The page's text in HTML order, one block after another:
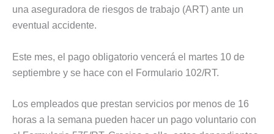
una aseguradora de riesgos de trabajo (ART) ante un
eventual accidente.
Este mes, el pago obligatorio vencerá el martes 10 de
septiembre y se hace con el Formulario 102/RT.
Los empleados que prestan servicios por menos de 16
horas a la semana pueden hacer un pago voluntario con